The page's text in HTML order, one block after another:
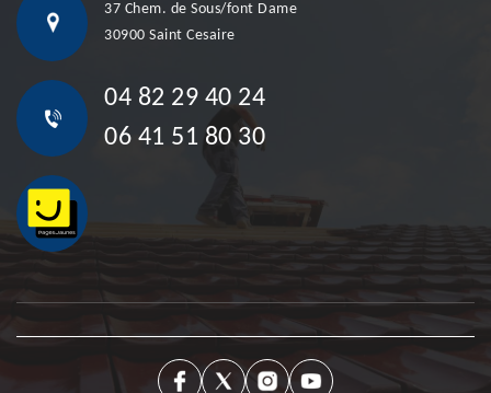
37 Chem. de Sous/font Dame
30900 Saint Cesaire
04 82 29 40 24
06 41 51 80 30